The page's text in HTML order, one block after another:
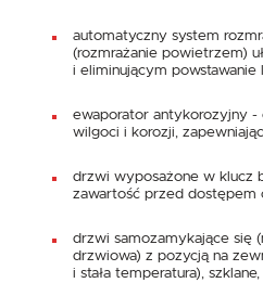
automatyczny system
(rozmrażanie powietrzem)
i eliminującym powstawanie
ewaporator antykorozyjny -
wilgoci i korozji,
drzwi wyposażone w klucz
zawartość przed dostępem
drzwi samozamykające się
drzwiowa) z pozycją na
i stała temperatura),